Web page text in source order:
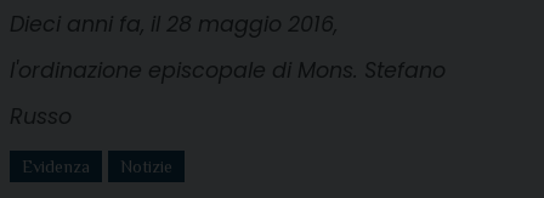
Dieci anni fa, il 28 maggio 2016,
l'ordinazione episcopale di Mons. Stefano
Russo
Evidenza Notizie